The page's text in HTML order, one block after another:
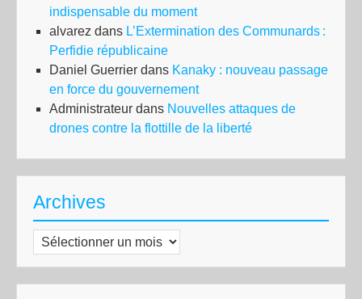
indispensable du moment
alvarez dans L’Extermination des Communards :
Perfidie républicaine
Daniel Guerrier dans Kanaky : nouveau passage
en force du gouvernement
Administrateur dans Nouvelles attaques de
drones contre la flottille de la liberté
Archives
Archives